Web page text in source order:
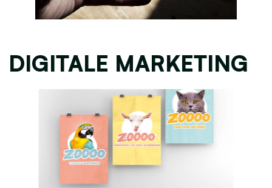
DIGITALE MARKETING